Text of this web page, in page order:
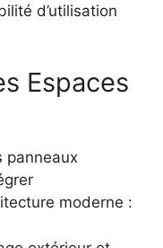
d’utilisation
Espaces
panneaux
moderne :